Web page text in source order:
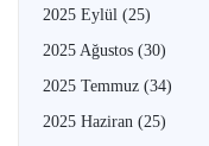
2025 Eylül (25)
2025 Ağustos (30)
2025 Temmuz (34)
2025 Haziran (25)